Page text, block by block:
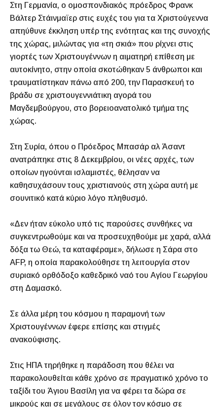
Στη Γερμανία, ο ομοσπονδιακός πρόεδρος Φρανκ
Βάλτερ Στάινμαϊερ στις ευχές του για τα Χριστούγεννα
απηύθυνε έκκληση υπέρ της ενότητας και της συνοχής
της χώρας, μιλώντας για «τη σκιά» που ρίχνει στις
γιορτές των Χριστουγέννων η αιματηρή επίθεση με
αυτοκίνητο, στην οποία σκοτώθηκαν 5 άνθρωποι και
τραυματίστηκαν πάνω από 200, την Παρασκευή το
βράδυ σε χριστουγεννιάτικη αγορά του
Μαγδεμβούργου, στο βορειοανατολικό τμήμα της
χώρας.
Στη Συρία, όπου ο Πρόεδρος Μπασάρ αλ Άσαντ
ανατράπηκε στις 8 Δεκεμβρίου, οι νέες αρχές, των
οποίων ηγούνται ισλαμιστές, θέλησαν να
καθησυχάσουν τους χριστιανούς στη χώρα αυτή με
σουνιτικό κατά κύριο λόγο πληθυσμό.
«Δεν ήταν εύκολο υπό τις παρούσες συνθήκες να
συγκεντρωθούμε και να προσευχηθούμε με χαρά, αλλά
δόξα τω Θεώ, τα καταφέραμε», δήλωσε η Σάρα στο
AFP, η οποία παρακολούθησε τη λειτουργία στον
συριακό ορθόδοξο καθεδρικό ναό του Αγίου Γεωργίου
στη Δαμασκό.
Σε άλλα μέρη του κόσμου η παραμονή των
Χριστουγέννων έφερε επίσης και στιγμές
ανακούφισης.
Στις ΗΠΑ τηρήθηκε η παράδοση που θέλει να
παρακολουθείται κάθε χρόνο σε πραγματικό χρόνο το
ταξίδι του Άγιου Βασίλη για να φέρει τα δώρα σε
μικρούς και σε μεγάλους σε όλον τον κόσμο σε